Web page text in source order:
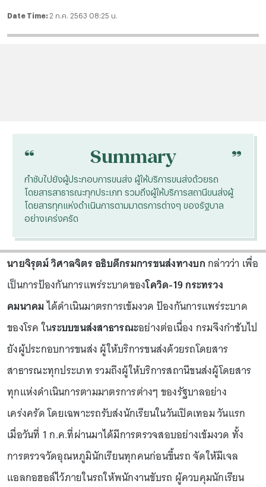
Date Time: 2 ก.ค. 2563 08:25 น.
“ Summary “
กำชับไปยังผู้ประกอบการขนส่ง ผู้ให้บริการขนส่งด้วยรถ
โดยสารสาธารณะทุกประเภท รวมถึงผู้ให้บริการสถานีขนส่งผู้
โดยสารทุกแห่งดำเนินการตามมาตรการต่างๆ ของรัฐบาล
อย่างเคร่งครัด
นายจิรุตม์ วิศาลจิตร อธิบดีกรมการขนส่งทางบกกล่าวว่า เพื่อ
เป็นการป้องกันการแพร่ระบาดของโควิด-19 กระทรวง
คมนาคมได้ดำเนินมาตรการเข้มงวด ป้องกันการแพร่ระบาด
ของโรค ในระบบขนส่งสาธารณะอย่างต่อเนื่อง กรมจึงกำชับไป
ยังผู้ประกอบการขนส่ง ผู้ให้บริการขนส่งด้วยรถโดยสาร
สาธารณะทุกประเภท รวมถึงผู้ให้บริการสถานีขนส่งผู้โดยสาร
ทุกแห่งดำเนินการตามมาตรการต่างๆ ของรัฐบาลอย่าง
เคร่งครัด โดยเฉพาะรถรับส่งนักเรียนในวันเปิดเทอม วันแรก
เมื่อวันที่ 1 ก.ค.ที่ผ่านมาได้มีการตรวจสอบอย่างเข้มงวด ทั้ง
การตรวจวัดอุณหภูมินักเรียนทุกคนก่อนขึ้นรถ จัดให้มีเจล
แอลกอฮอล์ไว้ภายในรถให้พนักงานขับรถ ผู้ควบคุมนักเรียน